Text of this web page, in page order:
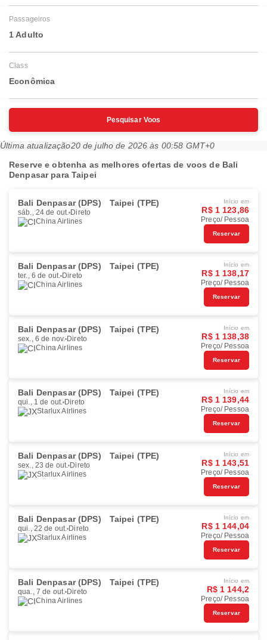
Passageiros
1 Adulto
Class
Econômica
Pesquisar Voos
Última atualização20 de julho de 2026 às 00:58 GMT+0
Reserve e obtenha as melhores ofertas de voos de Bali
Denpasar para Taipei
Bali Denpasar (DPS) Taipei (TPE)
sáb., 24 de out. Direto
China Airlines
Início em
R$ 1 123,86
Preço/ Pessoa
Reservar
Bali Denpasar (DPS) Taipei (TPE)
ter., 6 de out. Direto
China Airlines
Início em
R$ 1 138,17
Preço/ Pessoa
Reservar
Bali Denpasar (DPS) Taipei (TPE)
sex., 6 de nov. Direto
China Airlines
Início em
R$ 1 138,38
Preço/ Pessoa
Reservar
Bali Denpasar (DPS) Taipei (TPE)
qui., 1 de out. Direto
Starlux Airlines
Início em
R$ 1 139,44
Preço/ Pessoa
Reservar
Bali Denpasar (DPS) Taipei (TPE)
sex., 23 de out. Direto
Starlux Airlines
Início em
R$ 1 143,51
Preço/ Pessoa
Reservar
Bali Denpasar (DPS) Taipei (TPE)
qui., 22 de out. Direto
Starlux Airlines
Início em
R$ 1 144,04
Preço/ Pessoa
Reservar
Bali Denpasar (DPS) Taipei (TPE)
qua., 7 de out. Direto
China Airlines
Início em
R$ 1 144,2
Preço/ Pessoa
Reservar